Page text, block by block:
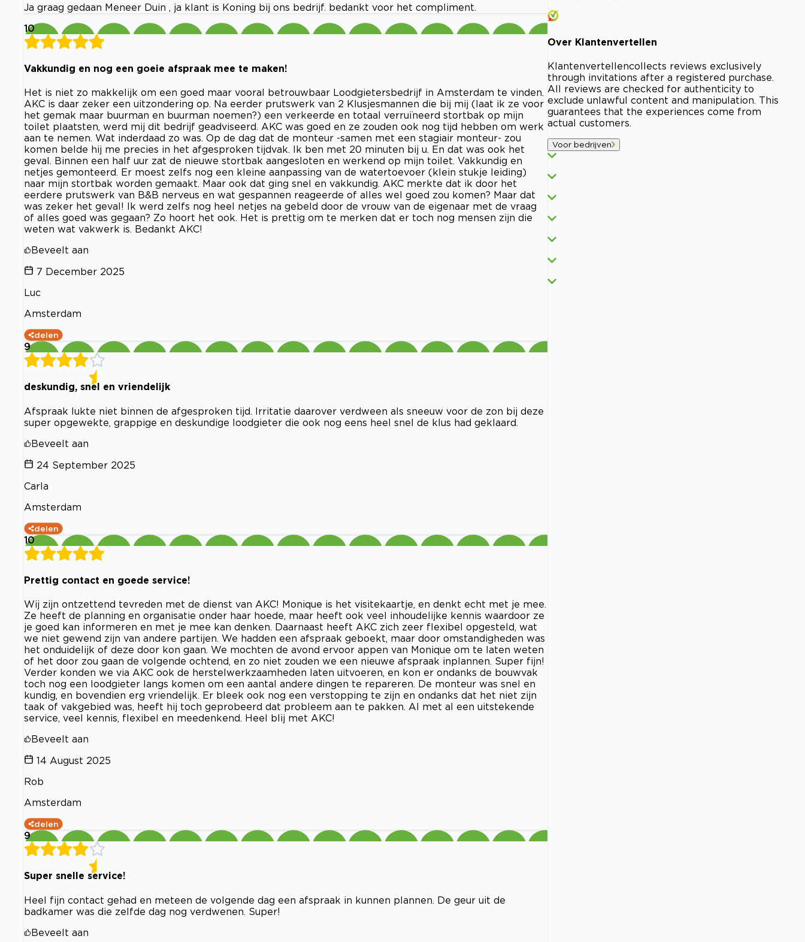
Ja graag gedaan Meneer Duin , ja klant is Koning bij ons bedrijf. bedankt voor het compliment.
10
Vakkundig en nog een goeie afspraak mee te maken!
Het is niet zo makkelijk om een goed maar vooral betrouwbaar Loodgietersbedrijf in Amsterdam te vinden.
AKC is daar zeker een uitzondering op. Na eerder prutswerk van 2 Klusjesmannen die bij mij (laat ik ze voor
het gemak maar buurman en buurman noemen?) een verkeerde en totaal verruïneerd stortbak op mijn
toilet plaatsten, werd mij dit bedrijf geadviseerd. AKC was goed en ze zouden ook nog tijd hebben om werk
aan te nemen. Wat inderdaad zo was. Op de dag dat de monteur -samen met een stagiair monteur- zou
komen belde hij me precies in het afgesproken tijdvak. Ik ben met 20 minuten bij u. En dat was ook het
geval. Binnen een half uur zat de nieuwe stortbak aangesloten en werkend op mijn toilet. Vakkundig en
netjes gemonteerd. Er moest zelfs nog een kleine aanpassing van de watertoevoer (klein stukje leiding)
naar mijn stortbak worden gemaakt. Maar ook dat ging snel en vakkundig. AKC merkte dat ik door het
eerdere prutswerk van B&B nerveus en wat gespannen reageerde of alles wel goed zou komen? Maar dat
was zeker het geval! Ik werd zelfs nog heel netjes na gebeld door de vrouw van de eigenaar met de vraag
of alles goed was gegaan? Zo hoort het ook. Het is prettig om te merken dat er toch nog mensen zijn die
weten wat vakwerk is. Bedankt AKC!
Beveelt aan
7 December 2025
Luc
Amsterdam
delen
9
deskundig, snel en vriendelijk
Afspraak lukte niet binnen de afgesproken tijd. Irritatie daarover verdween als sneeuw voor de zon bij deze
super opgewekte, grappige en deskundige loodgieter die ook nog eens heel snel de klus had geklaard.
Beveelt aan
24 September 2025
Carla
Amsterdam
delen
10
Prettig contact en goede service!
Wij zijn ontzettend tevreden met de dienst van AKC! Monique is het visitekaartje, en denkt echt met je mee.
Ze heeft de planning en organisatie onder haar hoede, maar heeft ook veel inhoudelijke kennis waardoor ze
je goed kan informeren en met je mee kan denken. Daarnaast heeft AKC zich zeer flexibel opgesteld, wat
we niet gewend zijn van andere partijen. We hadden een afspraak geboekt, maar door omstandigheden was
het onduidelijk of deze door kon gaan. We mochten de avond ervoor appen van Monique om te laten weten
of het door zou gaan de volgende ochtend, en zo niet zouden we een nieuwe afspraak inplannen. Super fijn!
Verder konden we via AKC ook de herstelwerkzaamheden laten uitvoeren, en kon er ondanks de bouwvak
toch nog een loodgieter langs komen om een aantal andere dingen te repareren. De monteur was snel en
kundig, en bovendien erg vriendelijk. Er bleek ook nog een verstopping te zijn en ondanks dat het niet zijn
taak of vakgebied was, heeft hij toch geprobeerd dat probleem aan te pakken. Al met al een uitstekende
service, veel kennis, flexibel en meedenkend. Heel blij met AKC!
Beveelt aan
14 August 2025
Rob
Amsterdam
delen
9
Super snelle service!
Heel fijn contact gehad en meteen de volgende dag een afspraak in kunnen plannen. De geur uit de
badkamer was die zelfde dag nog verdwenen. Super!
Beveelt aan
Over Klantenvertellen
Klantenvertellencollects reviews exclusively
through invitations after a registered purchase.
All reviews are checked for authenticity to
exclude unlawful content and manipulation. This
guarantees that the experiences come from
actual customers.
Voor bedrijven